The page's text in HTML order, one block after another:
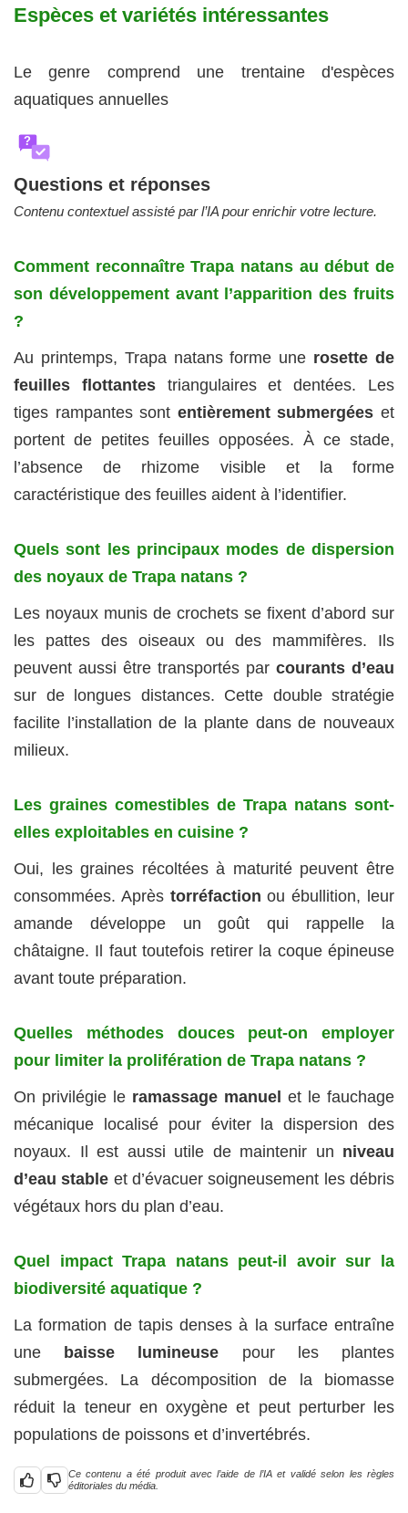
Espèces et variétés intéressantes
Le genre comprend une trentaine d'espèces
aquatiques annuelles
?
Questions et réponses
Contenu contextuel assisté par l’IA pour enrichir votre lecture.
Comment reconnaître Trapa natans au début de
son développement avant l’apparition des fruits
?
Au printemps, Trapa natans forme une rosette de
feuilles flottantestriangulaires et dentées. Les
tiges rampantes sont entièrement submergées et
portent de petites feuilles opposées. À ce stade,
l’absence de rhizome visible et la forme
caractéristique des feuilles aident à l’identifier.
Quels sont les principaux modes de dispersion
des noyaux de Trapa natans ?
Les noyaux munis de crochets se fixent d’abord sur
les pattes des oiseaux ou des mammifères. Ils
peuvent aussi être transportés par courants d’eau
sur de longues distances. Cette double stratégie
facilite l’installation de la plante dans de nouveaux
milieux.
Les graines comestibles de Trapa natans sont-
elles exploitables en cuisine ?
Oui, les graines récoltées à maturité peuvent être
consommées. Après torréfaction ou ébullition, leur
amande développe un goût qui rappelle la
châtaigne. Il faut toutefois retirer la coque épineuse
avant toute préparation.
Quelles méthodes douces peut-on employer
pour limiter la prolifération de Trapa natans ?
On privilégie le ramassage manuel et le fauchage
mécanique localisé pour éviter la dispersion des
noyaux. Il est aussi utile de maintenir un niveau
d’eau stable et d’évacuer soigneusement les débris
végétaux hors du plan d’eau.
Quel impact Trapa natans peut-il avoir sur la
biodiversité aquatique ?
La formation de tapis denses à la surface entraîne
une
baisse lumineuse pour les plantes
submergées. La décomposition de la biomasse
réduit la teneur en oxygène et peut perturber les
populations de poissons et d’invertébrés.
Ce contenu a été produit avec l’aide de l’IA et validé selon les règles
éditoriales du média.